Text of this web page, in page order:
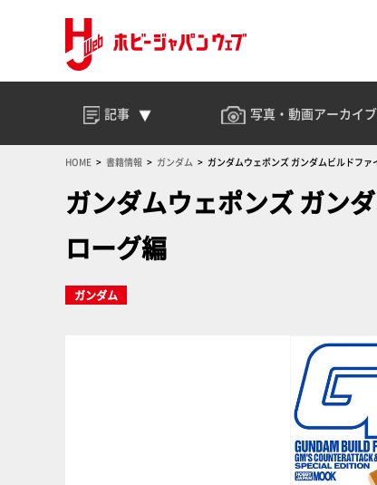
記事 写真・動画アーカイブ
HOME 書籍情報 ガンダム ガンダムウェポンズ ガンダムビルドフ
ガンダムウェポンズ ガン
ローグ編
ガンダム